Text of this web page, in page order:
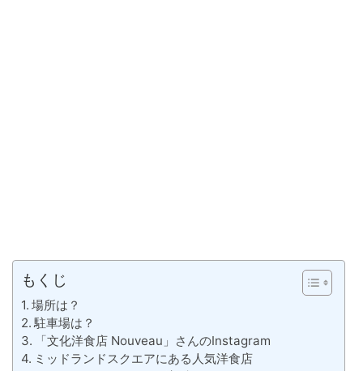
もくじ
場所は？
駐車場は？
「文化洋食店 Nouveau」さんのInstagram
ミッドランドスクエアにある人気洋食店